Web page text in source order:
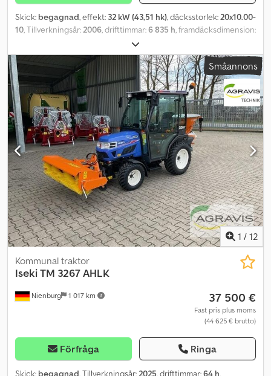
Skick: begagnad, effekt: 32 kW (43,51 hk), däcksstorlek:20x10.00-
10, Tillverkningsår:2006, drifttimmar:6 835 h, framdäcksdimension:
20x10.00-10
Utrustning:extra strålkastare, hytt, Däck (fram): 26x12.00-12, Däck
(bak): 20x10.00-10, Drifttimmar: 6835_____inkluderar mulcher
FSM3000, hydrauliskt fällbar, inklusive snöplog. Yanmar-motor.
Plats: 17094 Pragsdorf. Dkodpfx Apjqayq Iehsr
Småannons
1 / 12
Nienburg 1 017 km
Kommunal traktor
IsekiTM 3267 AHLK
37 500 €
Fast pris plus moms
(44 625 € brutto)
Förfråga Ringa
Skick: begagnad, Tillverkningsår:2025, drifttimmar:64 h,